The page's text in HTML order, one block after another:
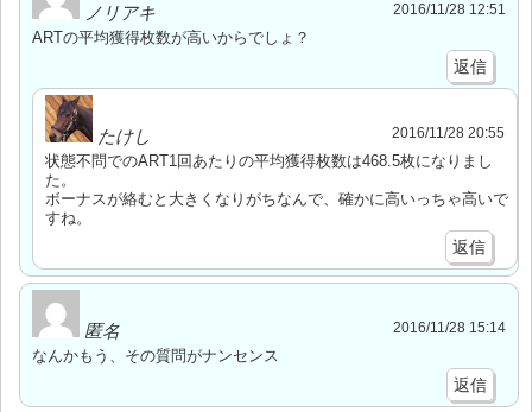
ノリアキ 2016/11/28 12:51
ARTの平均獲得枚数が高いからでしょ？
返信
たけし 2016/11/28 20:55
状態不問でのART1回あたりの平均獲得枚数は468.5枚になりまし
た。
ボーナスが絡むと大きくなりがちなんで、確かに高いっちゃ高いで
すね。
返信
匿名 2016/11/28 15:14
なんかもう、その質問がナンセンス
返信